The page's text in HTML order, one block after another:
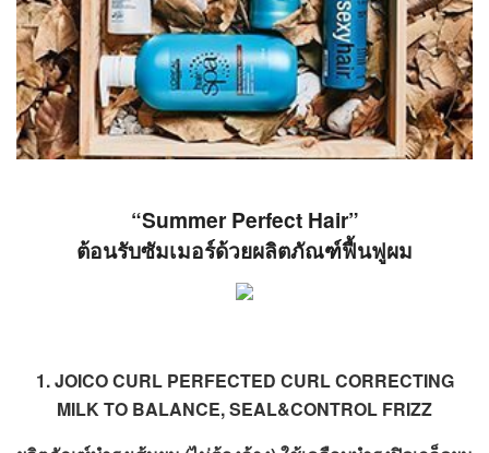
“Summer Perfect Hair”
ต้อนรับซัมเมอร์ด้วยผลิตภัณฑ์ฟื้นฟูผม
1. JOICO CURL PERFECTED CURL CORRECTING
MILK TO BALANCE, SEAL&CONTROL FRIZZ